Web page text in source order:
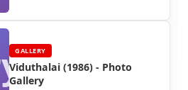
GALLERY
Viduthalai (1986) - Photo
Gallery